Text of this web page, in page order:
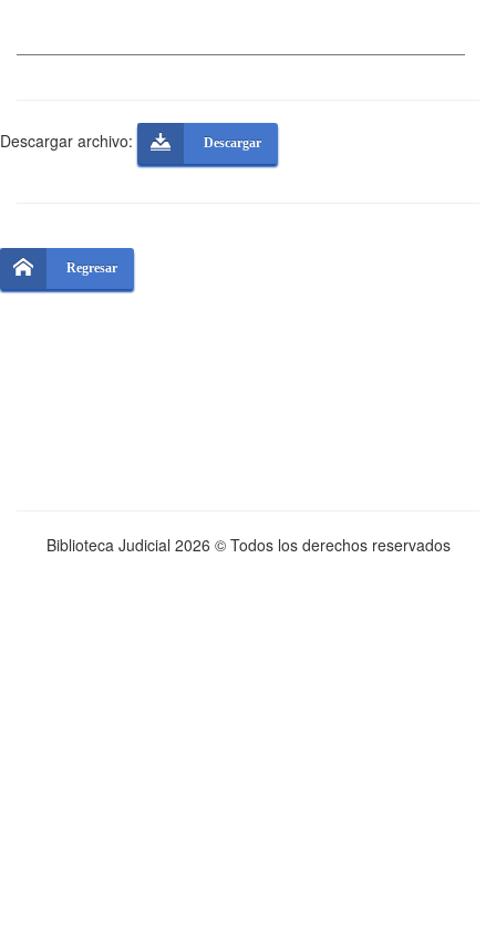
Descargar archivo: Descargar
Regresar
Biblioteca Judicial 2026 © Todos los derechos reservados